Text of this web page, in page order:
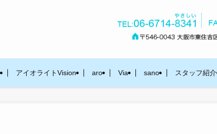
アイオライトVision aro Via sano スタッフ紹介